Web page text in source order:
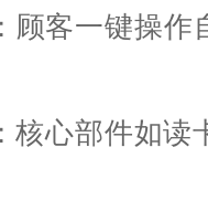
顾客一键操作
核心部件如读